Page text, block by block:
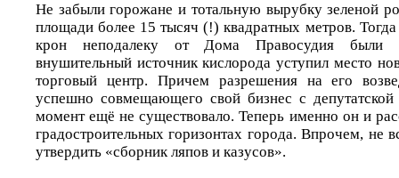
Не забыли горожане и тотальную вырубку зеленой
площади более 15 тысяч (!) квадратных метров.
крон неподалеку от Дома Правосудия были
внушительный источник кислорода уступил место
торговый центр. Причем разрешения на его
успешно совмещающего свой бизнес с депутатской
момент ещё не существовало. Теперь именно он и
градостроительных горизонтах города. Впрочем, не
утвердить «сборник ляпов и казусов».